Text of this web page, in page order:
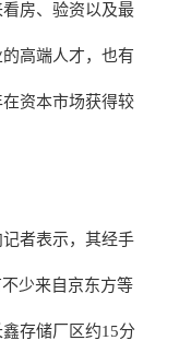
房、验资以及最
高端人才，也有
资本市场获得较
者表示，其经手
少来自京东方等
存储厂区约15分